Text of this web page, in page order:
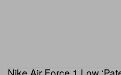
래 감춘 Coastal Blue 데님